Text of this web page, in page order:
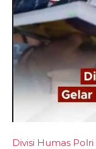
Divisi Humas Polri